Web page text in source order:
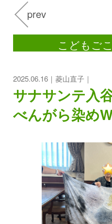
prev
こどもご
2025.06.16｜菱山直子｜
サナサンテ入
べんがら染め